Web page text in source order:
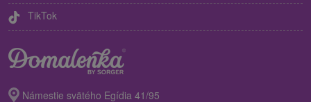
TikTok
Námestie svätého Egídia 41/95